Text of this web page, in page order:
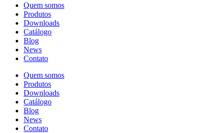
Quem somos
Produtos
Downloads
Catálogo
Blog
News
Contato
Quem somos
Produtos
Downloads
Catálogo
Blog
News
Contato